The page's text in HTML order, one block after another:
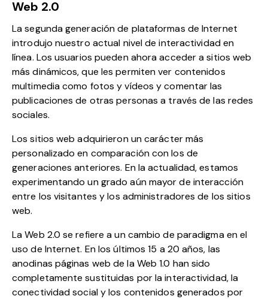
Web 2.0
La segunda generación de plataformas de Internet
introdujo nuestro actual nivel de interactividad en
línea. Los usuarios pueden ahora acceder a sitios web
más dinámicos, que les permiten ver contenidos
multimedia como fotos y vídeos y comentar las
publicaciones de otras personas a través de las redes
sociales.
Los sitios web adquirieron un carácter más
personalizado en comparación con los de
generaciones anteriores. En la actualidad, estamos
experimentando un grado aún mayor de interacción
entre los visitantes y los administradores de los sitios
web.
La Web 2.0 se refiere a un cambio de paradigma en el
uso de Internet. En los últimos 15 a 20 años, las
anodinas páginas web de la Web 1.0 han sido
completamente sustituidas por la interactividad, la
conectividad social y los contenidos generados por